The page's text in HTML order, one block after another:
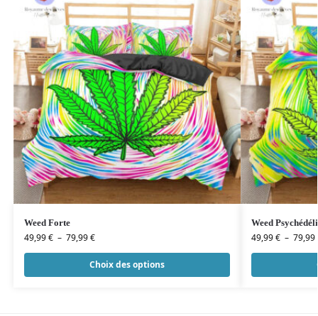
Weed Forte
49,99€ – 79,99€
Choix des options
Weed
49,99€ – 79,99